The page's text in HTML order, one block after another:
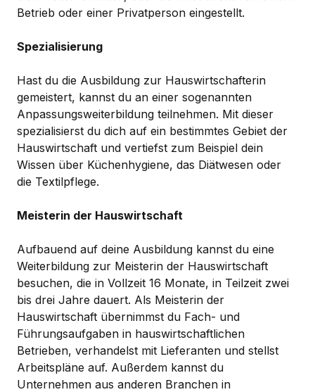
Betrieb oder einer Privatperson eingestellt.
Spezialisierung
Hast du die Ausbildung zur Hauswirtschafterin
gemeistert, kannst du an einer sogenannten
Anpassungsweiterbildung teilnehmen. Mit dieser
spezialisierst du dich auf ein bestimmtes Gebiet der
Hauswirtschaft und vertiefst zum Beispiel dein
Wissen über Küchenhygiene, das Diätwesen oder
die Textilpflege.
Meisterin der Hauswirtschaft
Aufbauend auf deine Ausbildung kannst du eine
Weiterbildung zur Meisterin der Hauswirtschaft
besuchen, die in Vollzeit 16 Monate, in Teilzeit zwei
bis drei Jahre dauert. Als Meisterin der
Hauswirtschaft übernimmst du Fach- und
Führungsaufgaben in hauswirtschaftlichen
Betrieben, verhandelst mit Lieferanten und stellst
Arbeitspläne auf. Außerdem kannst du
Unternehmen aus anderen Branchen in